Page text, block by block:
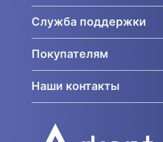
Служба поддержки
Покупателям
Наши контакты